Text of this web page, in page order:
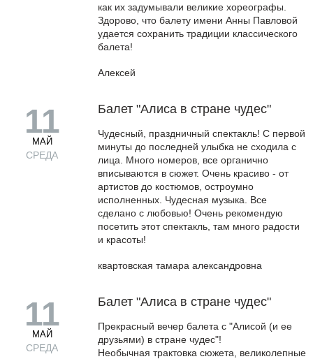
как их задумывали великие хореографы.
Здорово, что балету имени Анны Павловой
удается сохранить традиции классического
балета!
Алексей
11
МАЙ
СРЕДА
Балет "Алиса в стране чудес"
Чудесный, праздничный спектакль! С первой
минуты до последней улыбка не сходила с
лица. Много номеров, все органично
вписываются в сюжет. Очень красиво - от
артистов до костюмов, остроумно
исполненных. Чудесная музыка. Все
сделано с любовью! Очень рекомендую
посетить этот спектакль, там много радости
и красоты!
квартовская тамара александровна
11
МАЙ
СРЕДА
Балет "Алиса в стране чудес"
Прекрасный вечер балета с "Алисой (и ее
друзьями) в стране чудес"!
Необычная трактовка сюжета, великолепные